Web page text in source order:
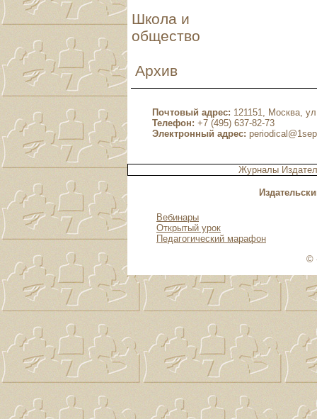
Школа и
общество
Архив
Почтовый адрес: 121151, Москва,
Телефон: +7 (495) 637-82-73
Электронный адрес:
Журналы
Вебинары
Открытый урок
Педагогический марафон
©